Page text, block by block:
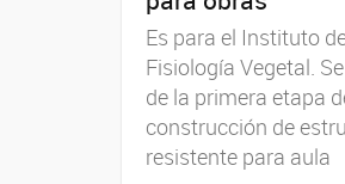
Es para el Instituto
Fisiología Vegetal.
de la primera etapa
construcción de
resistente para aula